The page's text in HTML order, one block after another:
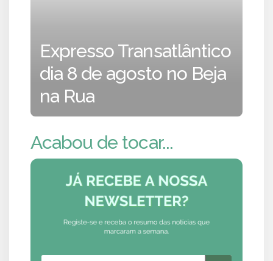
Expresso Transatlântico
dia 8 de agosto no Beja
na Rua
Acabou de tocar...